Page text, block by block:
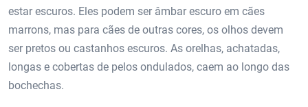
estar escuros. Eles podem ser âmbar escuro em cães
marrons, mas para cães de outras cores, os olhos devem
ser pretos ou castanhos escuros. As orelhas, achatadas,
longas e cobertas de pelos ondulados, caem ao longo das
bochechas.